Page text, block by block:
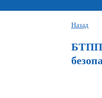
Назад
БТПП